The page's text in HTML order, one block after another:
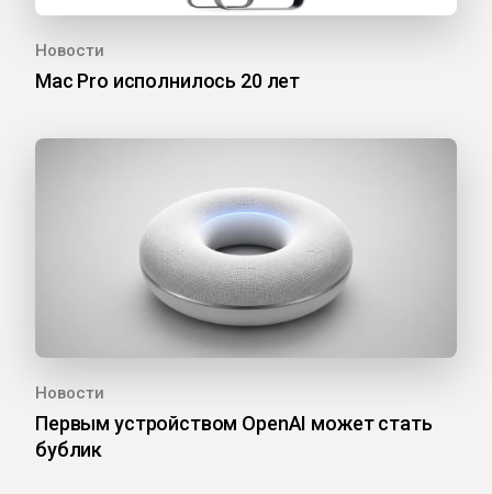
Новости
Mac Pro исполнилось 20 лет
Новости
Первым устройством OpenAI может стать
бублик